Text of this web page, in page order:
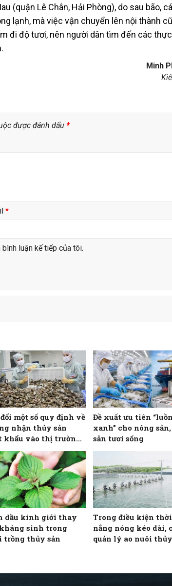
(quận Lê Chân, Hải Phòng), do sau bão,
lạnh, mà việc vận chuyển lên nội thành
đi độ tươi, nên người dân tìm đến các thực
Minh
được đánh dấu *
*
luận kế tiếp của tôi.
đổi một số quy định về
nhận thủy sản
khẩu vào thị trường
Kỳ
Đề xuất ưu tiên
xanh” cho nông
sản tươi sống
dầu kinh giới thay
sinh trong
trồng thủy sản
Trong điều kiện
nắng nóng kéo dài,
quản lý ao nuôi